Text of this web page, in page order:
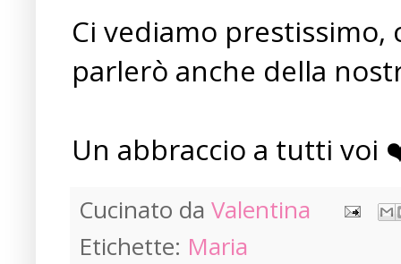
Ci vediamo
parlerò anche della
Un abbraccio a tutti voi
Cucinato da Valentina
Etichette: Maria